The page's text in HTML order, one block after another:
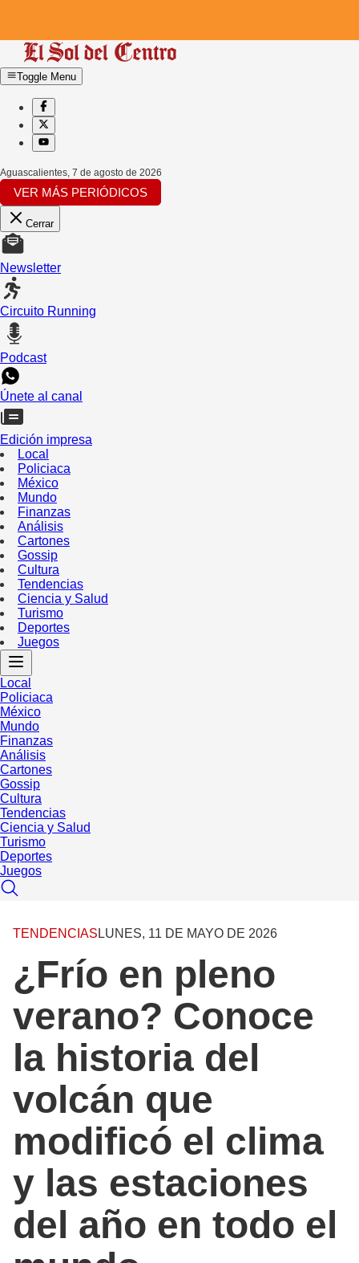
Toggle Menu
Aguascalientes, 7 de agosto de 2026
VER MÁS PERIÓDICOS
Cerrar
Newsletter
Circuito Running
Podcast
Únete al canal
Edición impresa
Local
Policiaca
México
Mundo
Finanzas
Análisis
Cartones
Gossip
Cultura
Tendencias
Ciencia y Salud
Turismo
Deportes
Juegos
Local
Policiaca
México
Mundo
Finanzas
Análisis
Cartones
Gossip
Cultura
Tendencias
Ciencia y Salud
Turismo
Deportes
Juegos
TENDENCIAS LUNES, 11 DE MAYO DE 2026
¿Frío en pleno
verano? Conoce
la historia del
volcán que
modificó el clima
y las estaciones
del año en todo el